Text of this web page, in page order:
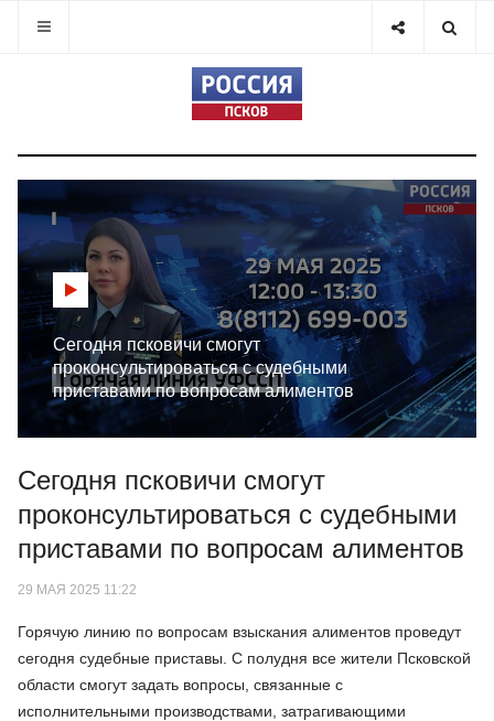
Сегодня псковичи смогут
проконсультироваться с судебными
приставами по вопросам алиментов
Сегодня псковичи смогут
проконсультироваться с судебными
приставами по вопросам алиментов
29 МАЯ 2025 11:22
Горячую линию по вопросам взыскания алиментов проведут
сегодня судебные приставы. С полудня все жители Псковской
области смогут задать вопросы, связанные с
исполнительными производствами, затрагивающими